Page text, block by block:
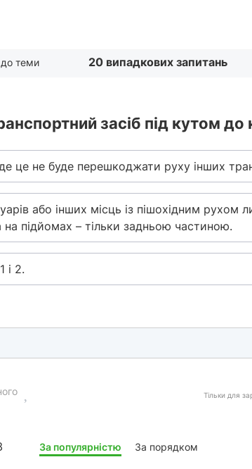
теми 20 випадкових запитань
засіб під кутом
це не буде перешкоджати руху інших
або інших місць із пішохідним рухом
підйомах – тільки задньою частиною.
і 2.
Тільки для
За популярністю За порядком